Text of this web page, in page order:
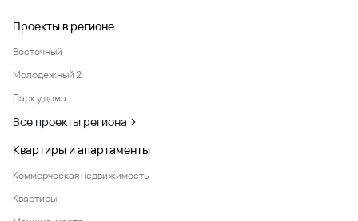
Проекты в регионе
Восточный
Молодежный 2
Парк у дома
Все проекты региона
Квартиры и апартаменты
Коммерческая недвижимость
Квартиры